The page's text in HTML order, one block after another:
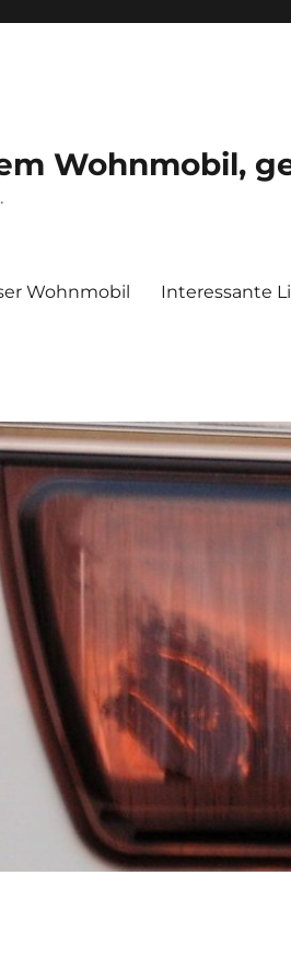
Wohnmobil,
Wohnmobil Interessante